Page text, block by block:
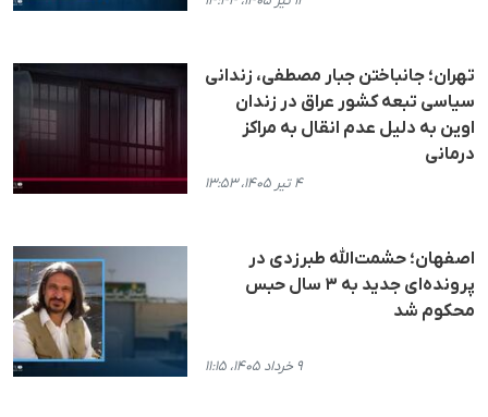
تهران؛ جانباختن جبار مصطفی، زندانی
سیاسی تبعه کشور عراق در زندان
اوین به دلیل عدم انقال به مراکز
درمانی
۴ تیر ۱۴۰۵، ۱۳:۵۳
اصفهان؛ حشمت‌الله طبرزدی در
پرونده‌ای جدید به ۳ سال حبس
محکوم شد
۹ خرداد ۱۴۰۵، ۱۱:۱۵